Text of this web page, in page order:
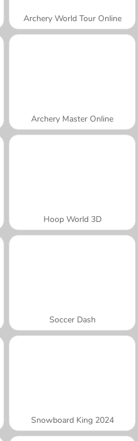
Archery World Tour Online
Archery Master Online
Hoop World 3D
Soccer Dash
Snowboard King 2024